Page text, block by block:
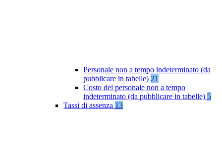
Personale non a tempo indeterminato (da
pubblicare in tabelle) 21
Costo del personale non a tempo
indeterminato (da pubblicare in tabelle) 5
Tassi di assenza 13